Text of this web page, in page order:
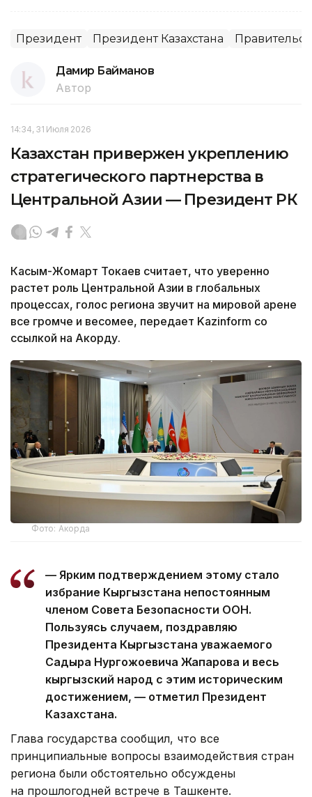
Президент Президент Казахстана
Дамир Байманов
Автор
14:34, 31 Июля 2026
Казахстан привержен укреплению
стратегического партнерства в
Центральной Азии — Президент РК
Касым-Жомарт Токаев считает, что уверенно
растет роль Центральной Азии в глобальных
процессах, голос региона звучит на мировой арене
все громче и весомее, передает Kazinform со
ссылкой на Акорду.
Фото: Акорда
— Ярким подтверждением этому стало
избрание Кыргызстана непостоянным
членом Совета Безопасности ООН.
Пользуясь случаем, поздравляю
Президента Кыргызстана уважаемого
Садыра Нургожоевича Жапарова и весь
кыргызский народ с этим историческим
достижением, — отметил Президент
Казахстана.
Глава государства сообщил, что все
принципиальные вопросы взаимодействия стран
региона были обстоятельно обсуждены
на прошлогодней встрече в Ташкенте.